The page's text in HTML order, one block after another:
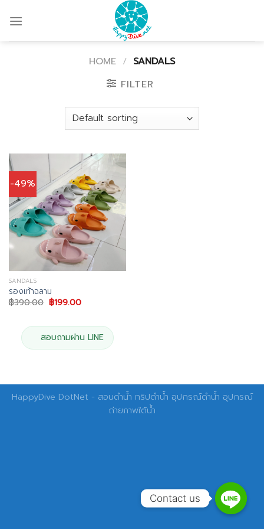
HOME / SANDALS
FILTER
-49%
SANDALS
รองเท้าฉลาม
฿390.00 Original
price
฿390.00.
฿199.00Current
฿199.00.
สอบถามผ่าน LINE
HappyDive DotNet - สอนดำน้ำ ทริปดำน้ำ อุปกรณ์ดำน้ำ อุปกรณ์
ถ่ายภาพใต้น้ำ
Contact us